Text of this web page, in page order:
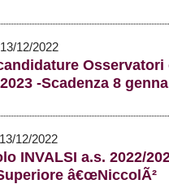
12/2022
-Scadenza 8
12/2022
INVALSI a.s. 2022/
â€œNiccolÃ²